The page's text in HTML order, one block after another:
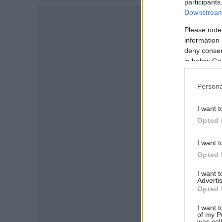
Please
information
deny
in below
I want
Opted
I want
Opted
I want
Opted
I want
of my
-